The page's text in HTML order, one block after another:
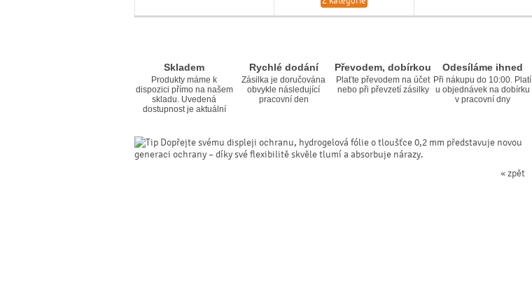
Skladem
Produkty máme k
dispozici přímo na našem
skladu. Uvedená
dostupnost je aktuální
Rychlé dodání
Zásilka je doručována
obvykle následující
pracovní den
Převodem, dobírkou
Plaťte převodem na účet
nebo při převzetí zásilky
Odesíláme ihned
Při nákupu do 10:00. Platí
u objednávek na dobírku
v pracovní dny
Dopřejte svému displeji ochranu, hydrogelová fólie o tloušťce 0,2 mm představuje novou
generaci ochrany – díky své flexibilitě skvěle tlumí a absorbuje nárazy.
« zpět